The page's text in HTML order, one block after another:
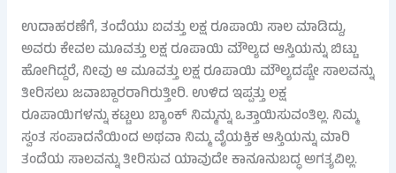
ಉದಾಹರಣೆಗೆ, ತಂದೆಯು ಐವತ್ತು ಲಕ್ಷ ರೂಪಾಯಿ ಸಾಲ ಮಾಡಿದ್ದು,
ಅವರು ಕೇವಲ ಮೂವತ್ತು ಲಕ್ಷ ರೂಪಾಯಿ ಮೌಲ್ಯದ ಆಸ್ತಿಯನ್ನು ಬಿಟ್ಟು
ಹೋಗಿದ್ದರೆ, ನೀವು ಆ ಮೂವತ್ತು ಲಕ್ಷ ರೂಪಾಯಿ ಮೌಲ್ಯದಷ್ಟೇ ಸಾಲವನ್ನು
ತೀರಿಸಲು ಜವಾಬ್ದಾರರಾಗಿರುತ್ತೀರಿ. ಉಳಿದ ಇಪ್ಪತ್ತು ಲಕ್ಷ
ರೂಪಾಯಿಗಳನ್ನು ಕಟ್ಟಲು ಬ್ಯಾಂಕ್ ನಿಮ್ಮನ್ನು ಒತ್ತಾಯಿಸುವಂತಿಲ್ಲ. ನಿಮ್ಮ
ಸ್ವಂತ ಸಂಪಾದನೆಯಿಂದ ಅಥವಾ ನಿಮ್ಮ ವೈಯಕ್ತಿಕ ಆಸ್ತಿಯನ್ನು ಮಾರಿ
ತಂದೆಯ ಸಾಲವನ್ನು ತೀರಿಸುವ ಯಾವುದೇ ಕಾನೂನುಬದ್ಧ ಅಗತ್ಯವಿಲ್ಲ.